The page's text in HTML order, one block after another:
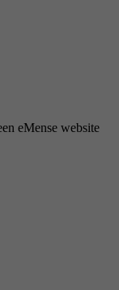
eMense website